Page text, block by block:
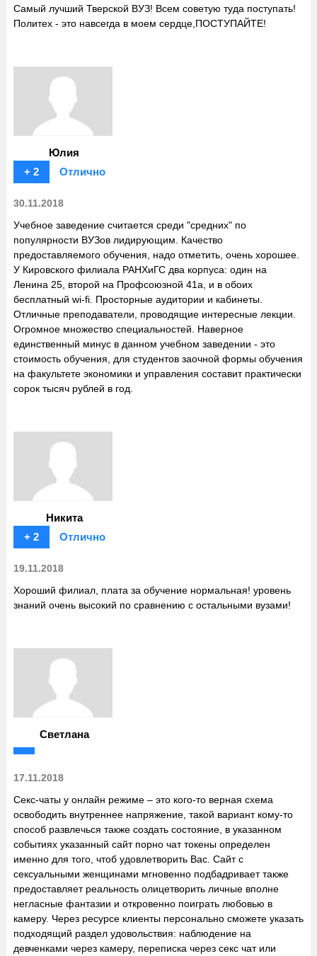
Самый лучший Тверской ВУЗ! Всем советую туда поступать!
Политех - это навсегда в моем сердце,ПОСТУПАЙТЕ!
Юлия
+ 2
Отлично
30.11.2018
Учебное заведение считается среди "средних" по
популярности ВУЗов лидирующим. Качество
предоставляемого обучения, надо отметить, очень хорошее.
У Кировского филиала РАНХиГС два корпуса: один на
Ленина 25, второй на Профсоюзной 41а, и в обоих
бесплатный wi-fi. Просторные аудитории и кабинеты.
Отличные преподаватели, проводящие интересные лекции.
Огромное множество специальностей. Наверное
единственный минус в данном учебном заведении - это
стоимость обучения, для студентов заочной формы обучения
на факультете экономики и управления составит практически
сорок тысяч рублей в год.
Никита
+ 2
Отлично
19.11.2018
Хороший филиал, плата за обучение нормальная! уровень
знаний очень высокий по сравнению с остальными вузами!
Светлана
17.11.2018
Секс-чаты у онлайн режиме – это кого-то верная схема
освободить внутреннее напряжение, такой вариант кому-то
способ развлечься также создать состояние, в указанном
событиях указанный сайт порно чат токеныопределен
именно для того, чтоб удовлетворить Вас. Сайт с
сексуальными женщинами мгновенно подбадривает также
предоставляет реальность олицетворить личные вполне
негласные фантазии и откровенно поиграть любовью в
камеру. Через ресурсе клиенты персонально сможете указать
подходящий раздел удовольствия: наблюдение на
девченками через камеру, переписка через секс чат или